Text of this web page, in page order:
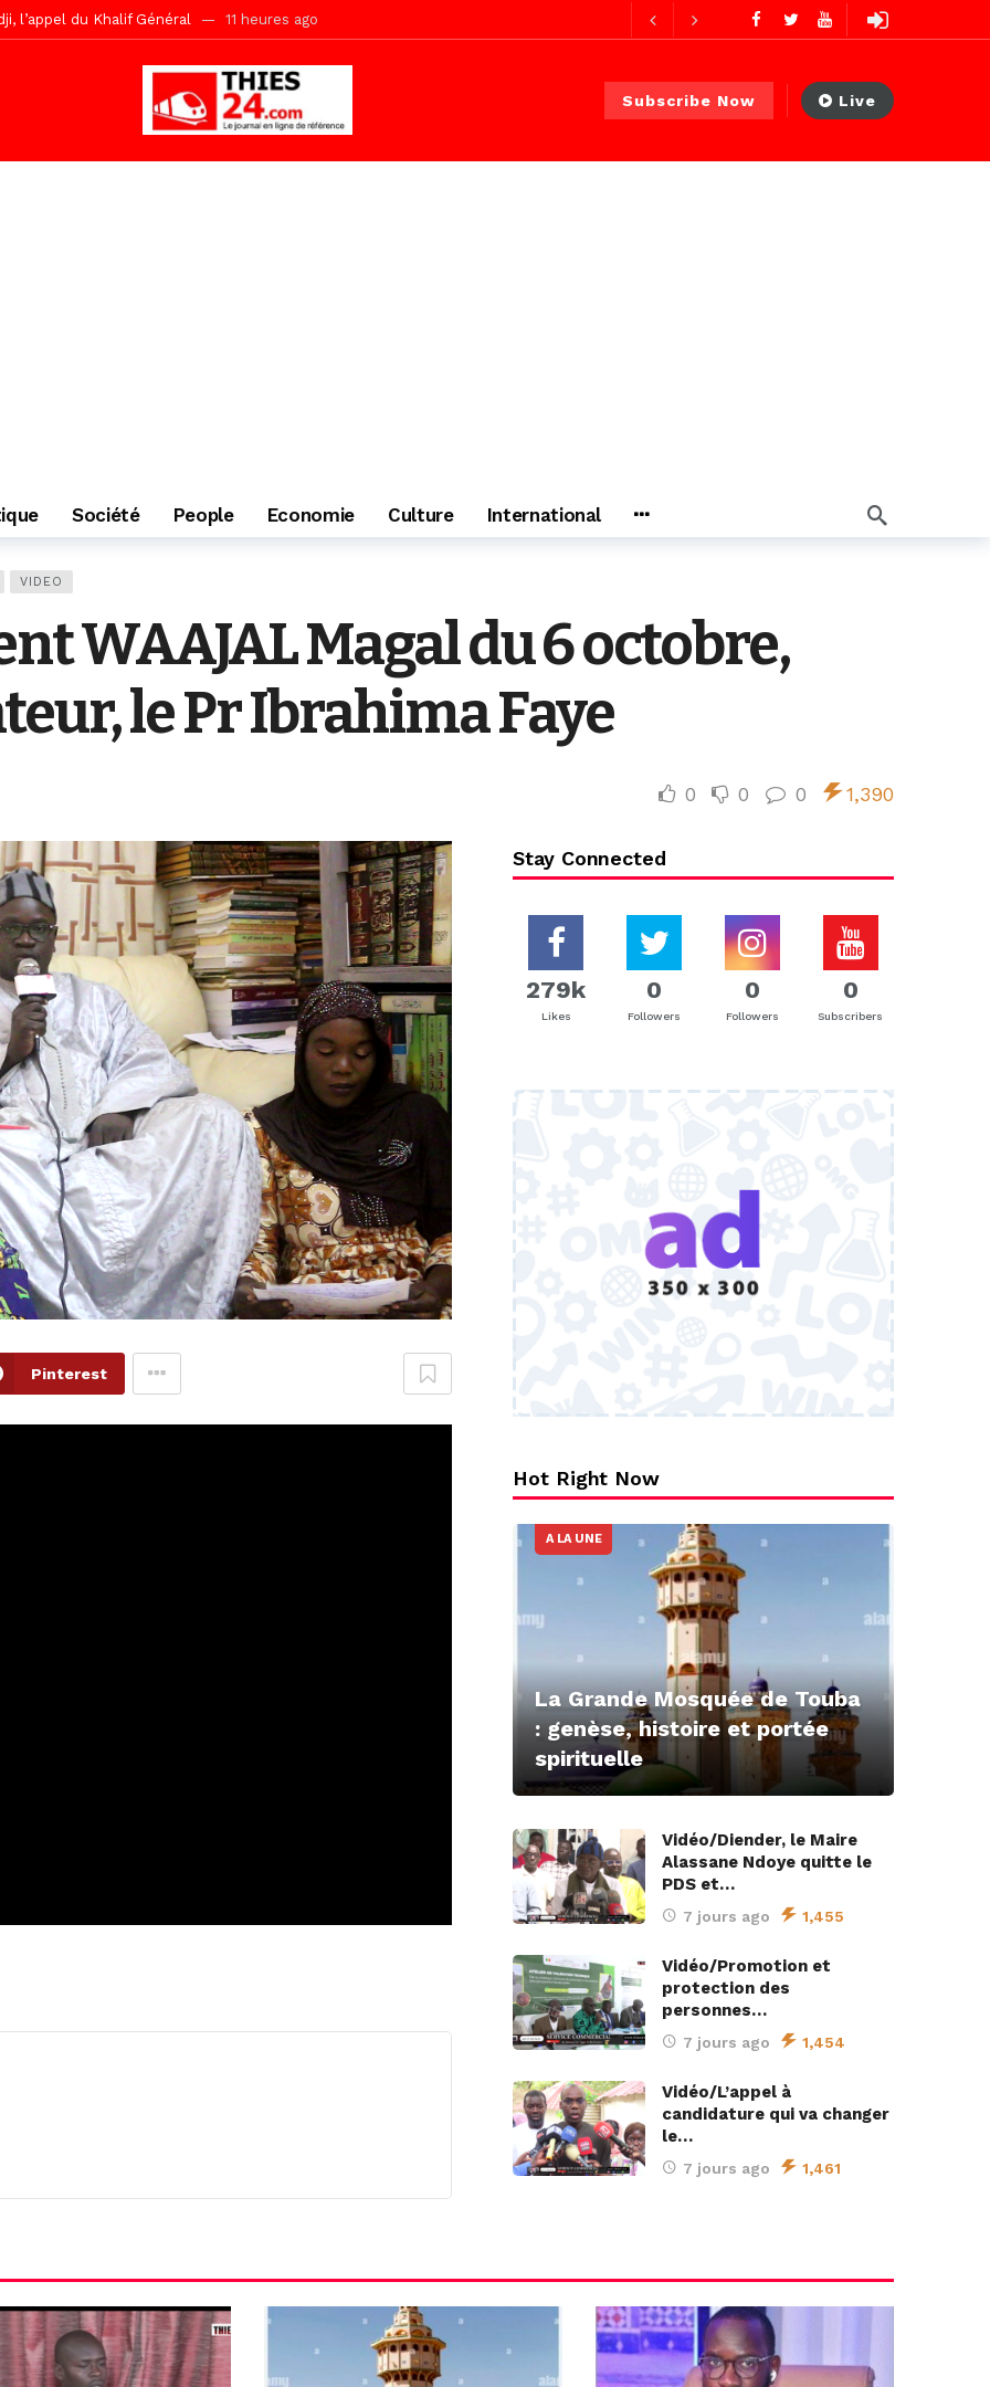
l’appel du Khalif Général 11 heures ago
avec Mouhamadou Boiro 1 jour ago
adolescents outillés dans le Boot Camp JAVA de Mboro
police inauguré à Touba 2 jours ago
Subscribe Now Live
Société People Economie Culture International
VIDEO
WAAJAL Magal du 6 octobre,
le Pr Ibrahima Faye
0 0 0 1,390
Pinterest
Stay Connected
279k
Likes
0
Followers
0
Followers
0
Subscribers
Hot Right Now
A LA UNE
La Grande Mosquée de Touba
: genèse, histoire et portée
spirituelle
Vidéo/Diender, le Maire
Alassane Ndoye quitte le
PDS et…
7 jours ago 1,455
Vidéo/Promotion et
protection des
personnes…
7 jours ago 1,454
Vidéo/L’appel à
candidature qui va changer
le…
7 jours ago 1,461